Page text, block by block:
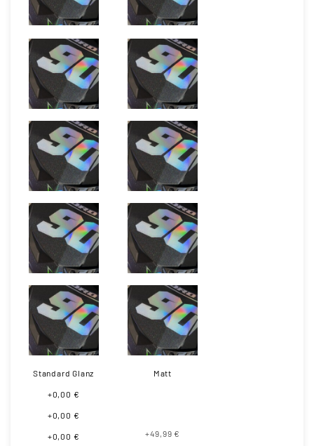
Standard Glanz
+0,00 €
+0,00 €
+0,00 €
Matt
+49,99 €